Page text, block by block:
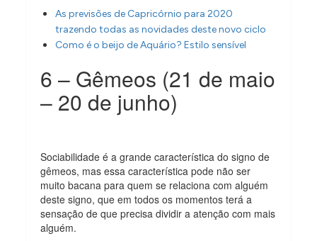
As previsões de Capricórnio para 2020
trazendo todas as novidades deste novo ciclo
Como é o beijo de Aquário? Estilo sensível
6 – Gêmeos (21 de maio
– 20 de junho)
Sociabilidade é a grande característica do signo de
gêmeos, mas essa característica pode não ser
muito bacana para quem se relaciona com alguém
deste signo, que em todos os momentos terá a
sensação de que precisa dividir a atenção com mais
alguém.